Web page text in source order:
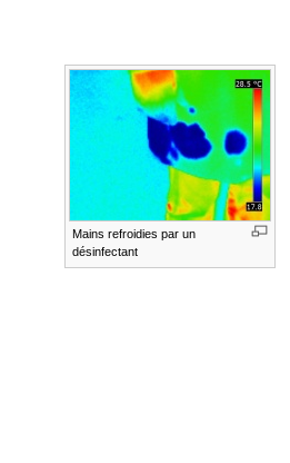
Mains refroidies par un
désinfectant